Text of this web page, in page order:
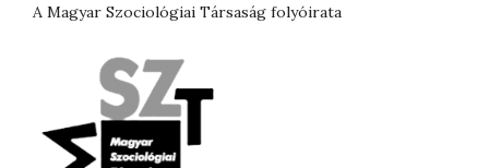
A Magyar Szociológiai Társaság folyóirata